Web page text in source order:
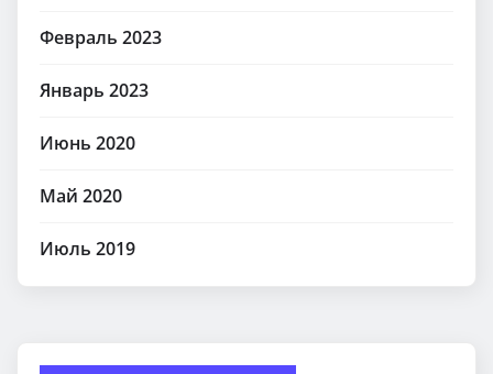
Февраль 2023
Январь 2023
Июнь 2020
Май 2020
Июль 2019